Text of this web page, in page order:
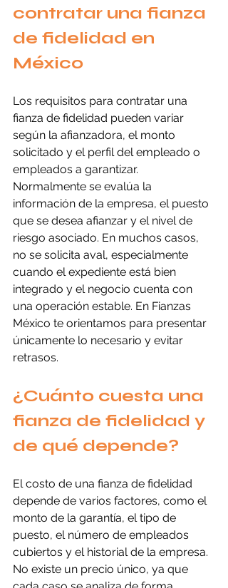
contratar una fianza
de fidelidad en
México
Los requisitos para contratar una
fianza de fidelidad pueden variar
según la afianzadora, el monto
solicitado y el perfil del empleado o
empleados a garantizar.
Normalmente se evalúa la
información de la empresa, el puesto
que se desea afianzar y el nivel de
riesgo asociado. En muchos casos,
no se solicita aval, especialmente
cuando el expediente está bien
integrado y el negocio cuenta con
una operación estable. En Fianzas
México te orientamos para presentar
únicamente lo necesario y evitar
retrasos.
¿Cuánto cuesta una
fianza de fidelidad y
de qué depende?
El costo de una fianza de fidelidad
depende de varios factores, como el
monto de la garantía, el tipo de
puesto, el número de empleados
cubiertos y el historial de la empresa.
No existe un precio único, ya que